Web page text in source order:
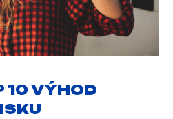
10 VÝHOD